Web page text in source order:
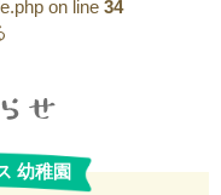
on line 34
幼稚園